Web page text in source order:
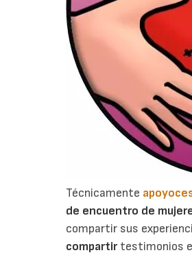
Técnicamente
de encuentro de
compartir sus
compartir testimonios